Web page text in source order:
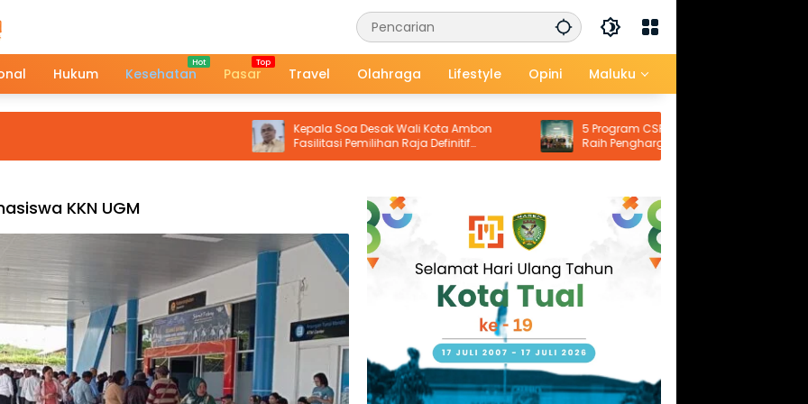
Hukum Kesehatan Pasar Travel Olahraga Lifestyle Opini Maluku
Kepala Soa Desak Wali Kota Ambon
Fasilitasi Pemilihan Raja Definitif
Hutumuri
5 Program CSR Pertamina Papua Maluku
Raih Penghargaan Nasional, Dorong
Pemberdayaan Ekonomi hingga
KKN UGM